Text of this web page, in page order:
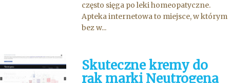
często sięga po leki homeopatyczne.
Apteka internetowa to miejsce, w którym
bez w...
Skuteczne kremy do
rąk marki Neutrogena